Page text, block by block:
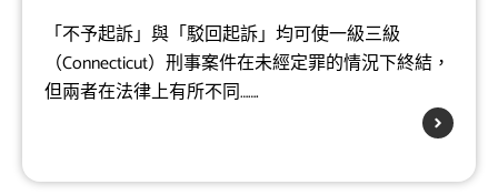
「不予起訴」與「駁回起訴」均可使一級三級
（Connecticut）刑事案件在未經定罪的情況下終結，
但兩者在法律上有所不同…….